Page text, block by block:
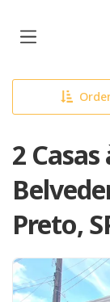
2
Preto,